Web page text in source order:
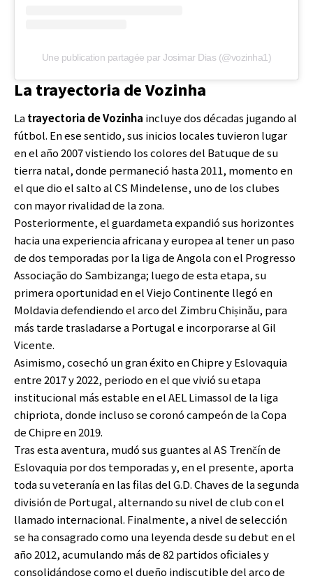
Une publication partagée par Josimar Dias (@vozinha1)
La trayectoria de Vozinha
Latrayectoria de Vozinha incluye dos décadas jugando al
fútbol. En ese sentido, sus inicios locales tuvieron lugar
en el año 2007 vistiendo los colores del Batuque de su
tierra natal, donde permaneció hasta 2011, momento en
el que dio el salto al CS Mindelense, uno de los clubes
con mayor rivalidad de la zona.
Posteriormente, el guardameta expandió sus horizontes
hacia una experiencia africana y europea al tener un paso
de dos temporadas por la liga de Angola con el Progresso
Associação do Sambizanga; luego de esta etapa, su
primera oportunidad en el Viejo Continente llegó en
Moldavia defendiendo el arco del Zimbru Chișinău, para
más tarde trasladarse a Portugal e incorporarse al Gil
Vicente.
Asimismo, cosechó un gran éxito en Chipre y Eslovaquia
entre 2017 y 2022, periodo en el que vivió su etapa
institucional más estable en el AEL Limassol de la liga
chipriota, donde incluso se coronó campeón de la Copa
de Chipre en 2019.
Tras esta aventura, mudó sus guantes al AS Trenčín de
Eslovaquia por dos temporadas y, en el presente, aporta
toda su veteranía en las filas del G.D. Chaves de la segunda
división de Portugal, alternando su nivel de club con el
llamado internacional. Finalmente, a nivel de selección
se ha consagrado como una leyenda desde su debut en el
año 2012, acumulando más de 82 partidos oficiales y
consolidándose como el dueño indiscutible del arco de